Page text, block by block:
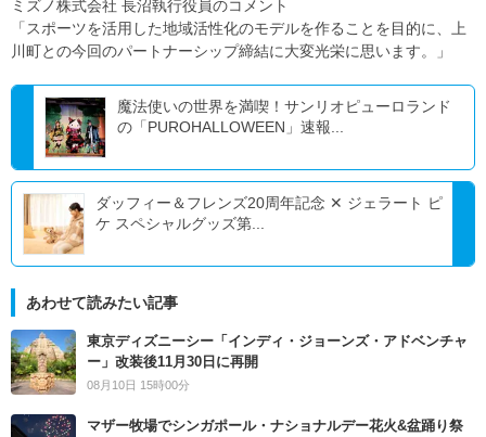
ミズノ株式会社 長沼執行役員のコメント
「スポーツを活用した地域活性化のモデルを作ることを目的に、上
川町との今回のパートナーシップ締結に大変光栄に思います。」
魔法使いの世界を満喫！サンリオピューロランド
の「PUROHALLOWEEN」速報...
ダッフィー＆フレンズ20周年記念 ✕ ジェラート ピ
ケ スペシャルグッズ第...
あわせて読みたい記事
東京ディズニーシー「インディ・ジョーンズ・アドベンチャ
ー」改装後11月30日に再開
08月10日 15時00分
マザー牧場でシンガポール・ナショナルデー花火&盆踊り祭